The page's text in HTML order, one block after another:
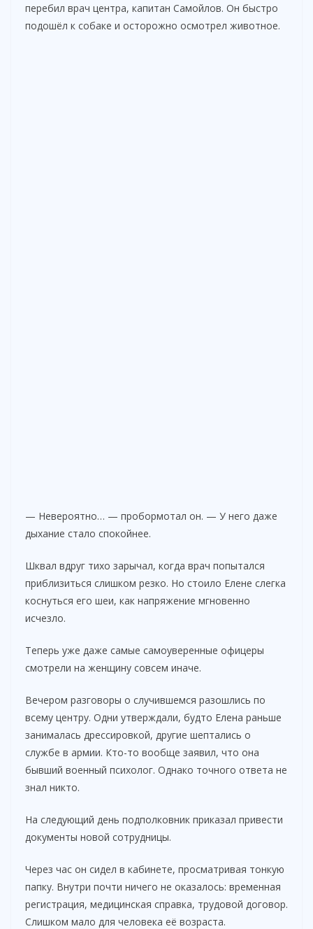
перебил врач центра, капитан Самойлов. Он быстро
подошёл к собаке и осторожно осмотрел животное.
— Невероятно… — пробормотал он. — У него даже
дыхание стало спокойнее.
Шквал вдруг тихо зарычал, когда врач попытался
приблизиться слишком резко. Но стоило Елене слегка
коснуться его шеи, как напряжение мгновенно
исчезло.
Теперь уже даже самые самоуверенные офицеры
смотрели на женщину совсем иначе.
Вечером разговоры о случившемся разошлись по
всему центру. Одни утверждали, будто Елена раньше
занималась дрессировкой, другие шептались о
службе в армии. Кто-то вообще заявил, что она
бывший военный психолог. Однако точного ответа не
знал никто.
На следующий день подполковник приказал привести
документы новой сотрудницы.
Через час он сидел в кабинете, просматривая тонкую
папку. Внутри почти ничего не оказалось: временная
регистрация, медицинская справка, трудовой договор.
Слишком мало для человека её возраста.